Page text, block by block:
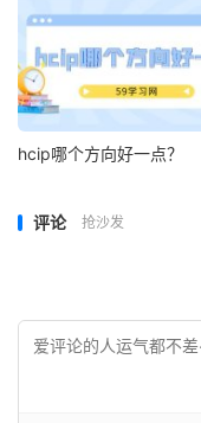
hcip哪个方向好一点？
评论 抢沙发